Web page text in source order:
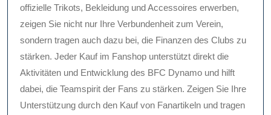
offizielle Trikots, Bekleidung und Accessoires erwerben,
zeigen Sie nicht nur Ihre Verbundenheit zum Verein,
sondern tragen auch dazu bei, die Finanzen des Clubs zu
stärken. Jeder Kauf im Fanshop unterstützt direkt die
Aktivitäten und Entwicklung des BFC Dynamo und hilft
dabei, die Teamspirit der Fans zu stärken. Zeigen Sie Ihre
Unterstützung durch den Kauf von Fanartikeln und tragen